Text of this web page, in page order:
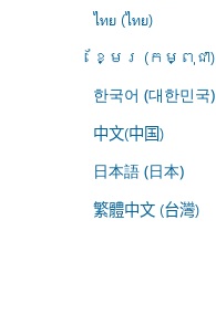
ไทย (ไทย)
ខ្មែរ (កម្ពុជា)
한국어 (대한민국)
中文(中国)
日本語 (日本)
繁體中文 (台灣)